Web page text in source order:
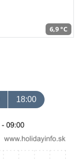
6,9 °C
18:00